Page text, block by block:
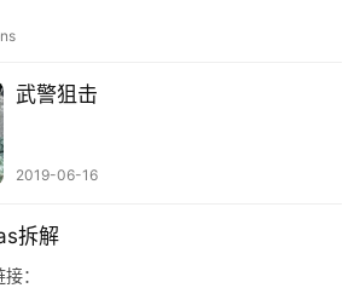
武警狙击
2019-06-16
拆解
：